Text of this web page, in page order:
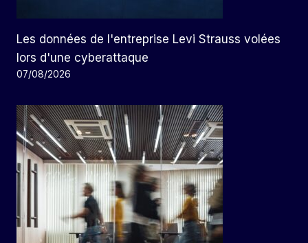
Les données de l'entreprise Levi Strauss volées
lors d'une cyberattaque
07/08/2026